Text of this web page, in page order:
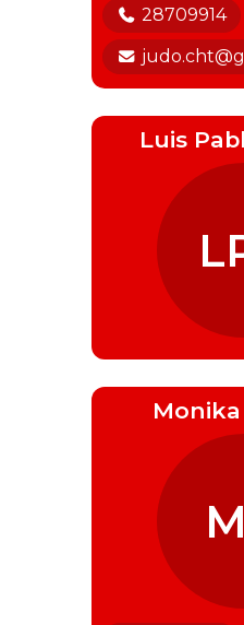
28709914
Luis